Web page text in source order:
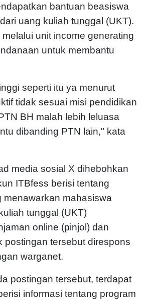
bantuan beasiswa
uang kuliah tunggal (UKT).
unit income generating
untuk membantu
seperti itu ya menurut
tidak sesuai misi pendidikan
BH malah lebih leluasa
dibanding PTN lain," kata
media sosial X dihebohkan
ITBfess berisi tentang
menawarkan mahasiswa
tunggal (UKT)
online (pinjol) dan
postingan tersebut direspons
warganet.
postingan tersebut, terdapat
informasi tentang program